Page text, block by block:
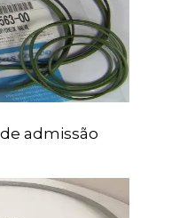
admissão